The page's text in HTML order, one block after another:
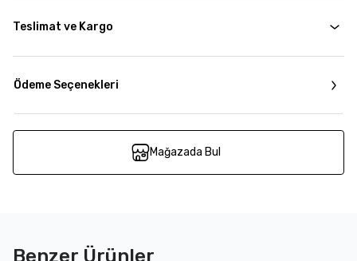
Teslimat ve Kargo
Ödeme Seçenekleri
Mağazada Bul
Benzer Ürünler